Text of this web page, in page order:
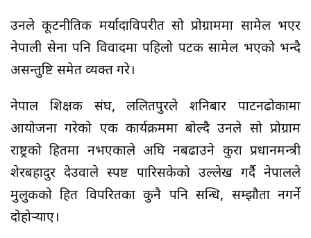
उनले कूटनीतिक मर्यादाविपरीत सो प्रोग्राममा सामेल भएर
नेपाली सेना पनि विवादमा पहिलो पटक सामेल भएको भन्दै
असन्तुष्टि समेत व्यक्त गरे।
नेपाल शिक्षक संघ, ललितपुरले शनिबार पाटनढोकामा
आयोजना गरेको एक कार्यक्रममा बोल्दै उनले सो प्रोग्राम
राष्ट्रको हितमा नभएकाले अघि नबढाउने कुरा प्रधानमन्त्री
शेरबहादुर देउवाले स्पष्ट पारिसकेको उल्लेख गर्दै नेपालले
मुलुकको हित विपरितका कुनै पनि सन्धि, सम्झौता नगर्ने
दोहोर्‍याए।